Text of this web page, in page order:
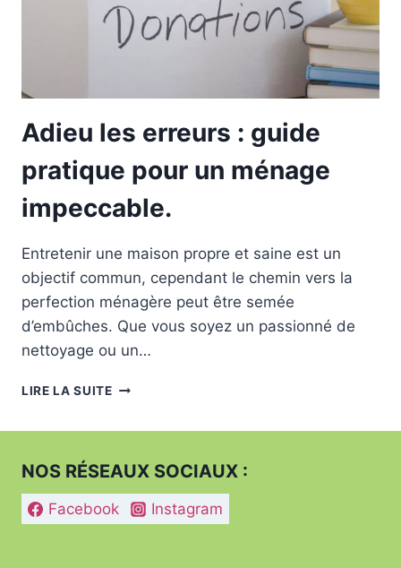
Adieu les erreurs : guide
pratique pour un ménage
impeccable.
Entretenir une maison propre et saine est un
objectif commun, cependant le chemin vers la
perfection ménagère peut être semée
d’embûches. Que vous soyez un passionné de
nettoyage ou un…
LIRE LA SUITEADIEU
GUIDE
PRATIQUE
POUR
UN
NOS RÉSEAUX SOCIAUX :
Facebook Instagram